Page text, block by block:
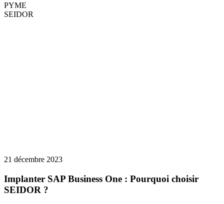
PYME
SEIDOR
21 décembre 2023
Implanter SAP Business One : Pourquoi choisir
SEIDOR ?